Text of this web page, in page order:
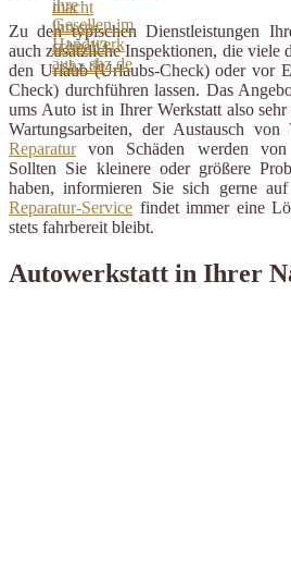
Zu den typischen Dienstleistungen
auch zusätzliche Inspektionen, die viele
den Urlaub (Urlaubs-Check) oder vor
Check) durchführen lassen. Das
ums Auto ist in Ihrer Werkstatt also
Wartungsarbeiten, der Austausch
Reparaturvon Schäden werden von
Sollten Sie kleinere oder größere
haben, informieren Sie sich gerne
Reparatur-Service findet immer eine
stets fahrbereit bleibt.
Autowerkstatt in Ihrer